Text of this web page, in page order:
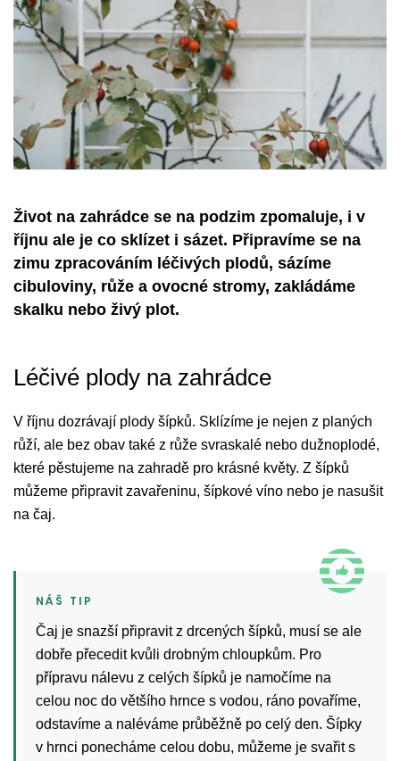
Život na zahrádce se na podzim zpomaluje, i v
říjnu ale je co sklízet i sázet. Připravíme se na
zimu zpracováním léčivých plodů, sázíme
cibuloviny, růže a ovocné stromy, zakládáme
skalku nebo živý plot.
Léčivé plody na zahrádce
V říjnu dozrávají plody šípků. Sklízíme je nejen z planých
růží, ale bez obav také z růže svraskalé nebo dužnoplodé,
které pěstujeme na zahradě pro krásné květy. Z šípků
můžeme připravit zavařeninu, šípkové víno nebo je nasušit
na čaj.
Čaj je snazší připravit z drcených šípků, musí se ale
dobře přecedit kvůli drobným chloupkům. Pro
přípravu nálevu z celých šípků je namočíme na
celou noc do většího hrnce s vodou, ráno povaříme,
odstavíme a naléváme průběžně po celý den. Šípky
v hrnci ponecháme celou dobu, můžeme je svařit s